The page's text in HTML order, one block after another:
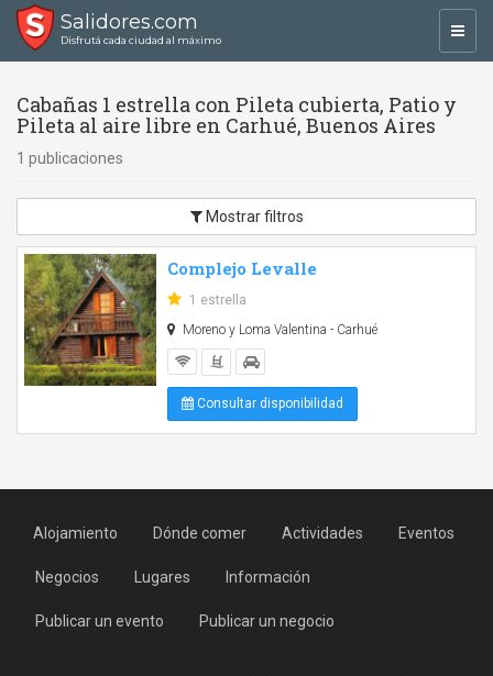
Salidores.com
Disfrutá cada ciudad al máximo
Cabañas 1 estrella con Pileta cubierta, Patio y
Pileta al aire libre en Carhué, Buenos Aires
1 publicaciones
Mostrar filtros
Complejo Levalle
1 estrella
Moreno y Loma Valentina - Carhué
Consultar disponibilidad
Alojamiento Dónde comer Actividades Eventos
Negocios Lugares Información
Publicar un evento Publicar un negocio